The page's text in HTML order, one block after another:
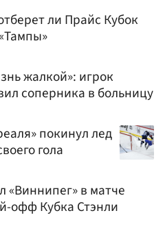
ли Прайс Кубок
жалкой»: игрок
соперника в больницу
покинул лед
гола
«Виннипег» в матче
офф Кубка Стэнли